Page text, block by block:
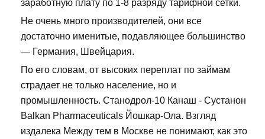
заработную плату по 1-8 разряду тарифной сетки.
Не очень много производителей, они все
достаточно именитые, подавляющее большинство
— Германия, Швейцария.
По его словам, от высоких переплат по займам
страдает не только население, но и
промышленность. Станодрол-10 Канаш - Сустанон
Balkan Pharmaceuticals Йошкар-Ола. Взгляд
издалека Между тем в Москве не понимают, как это